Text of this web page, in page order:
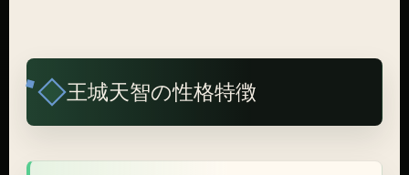
王城天智の性格特徴